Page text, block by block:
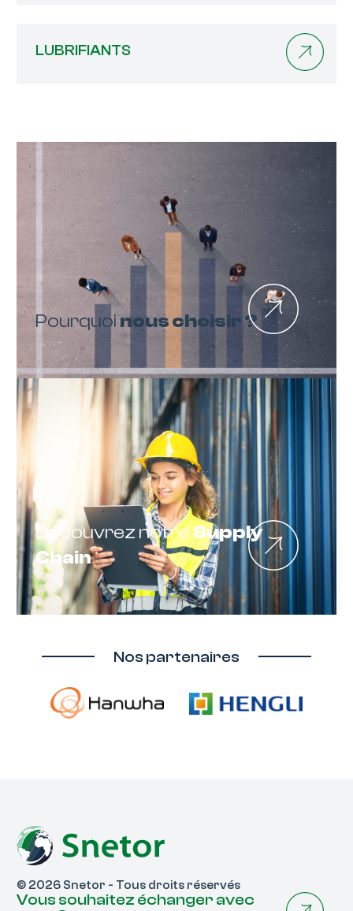
LUBRIFIANTS
Pourquoinous choisir ?
Découvrez notreSupply
Chain
Nos partenaires